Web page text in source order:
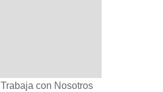
Trabaja con Nosotros